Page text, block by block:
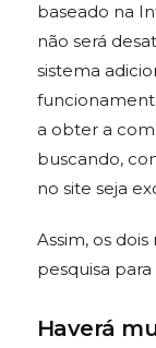
baseado na
não será
sistema
a obter a
buscando,
no site seja
Assim, os
pesquisa
Haverá